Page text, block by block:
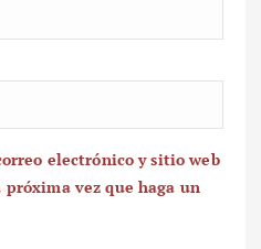
electrónico y sitio web
vez que haga un